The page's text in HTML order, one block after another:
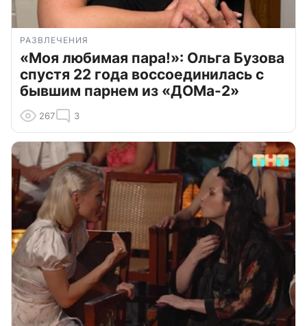
РАЗВЛЕЧЕНИЯ
«Моя любимая пара!»: Ольга Бузова
спустя 22 года воссоединилась с
бывшим парнем из «ДОМа-2»
267 3